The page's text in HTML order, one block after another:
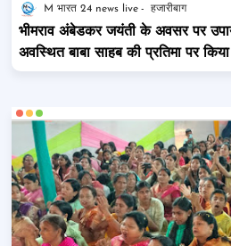
M भारत 24 news live हजारीबाग
भीमराव अंबेडकर जयंती के अवसर पर
अवस्थित बाबा साहब की प्रतिमा पर किया